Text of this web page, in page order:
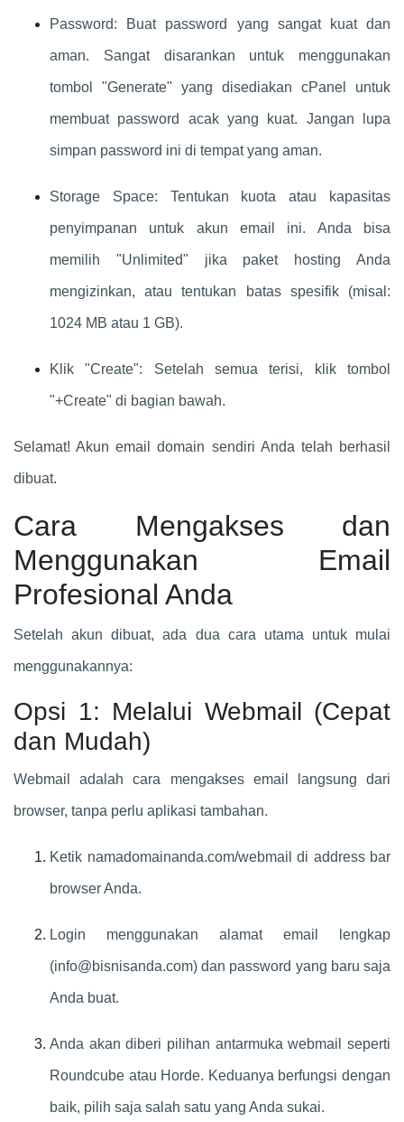
Password: Buat password yang sangat kuat dan
aman. Sangat disarankan untuk menggunakan
tombol "Generate" yang disediakan cPanel untuk
membuat password acak yang kuat. Jangan lupa
simpan password ini di tempat yang aman.
Storage Space: Tentukan kuota atau kapasitas
penyimpanan untuk akun email ini. Anda bisa
memilih "Unlimited" jika paket hosting Anda
mengizinkan, atau tentukan batas spesifik (misal:
1024 MB atau 1 GB).
Klik "Create": Setelah semua terisi, klik tombol
"+Create" di bagian bawah.
Selamat! Akun email domain sendiri Anda telah berhasil
dibuat.
Cara Mengakses dan
Menggunakan Email
Profesional Anda
Setelah akun dibuat, ada dua cara utama untuk mulai
menggunakannya:
Opsi 1: Melalui Webmail (Cepat
dan Mudah)
Webmail adalah cara mengakses email langsung dari
browser, tanpa perlu aplikasi tambahan.
Ketik namadomainanda.com/webmail di address bar
browser Anda.
Login menggunakan alamat email lengkap
(info@bisnisanda.com) dan password yang baru saja
Anda buat.
Anda akan diberi pilihan antarmuka webmail seperti
Roundcube atau Horde. Keduanya berfungsi dengan
baik, pilih saja salah satu yang Anda sukai.